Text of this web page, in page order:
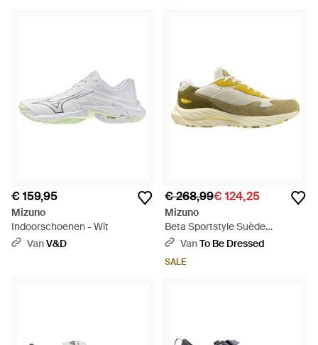
€ 159,95
Mizuno
Indoorschoenen - Wit
VanV&D
€ 268,99€ 124,25
Mizuno
Beta Sportstyle Suède
Schoenen Voor - Geel
VanTo Be Dressed
SALE